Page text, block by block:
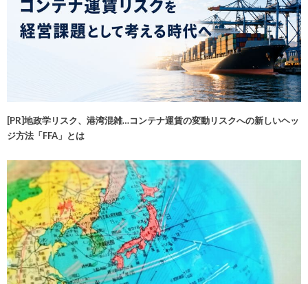
[PR]地政学リスク、港湾混雑…コンテナ運賃の変動リスクへの新しいヘッ
ジ方法「FFA」とは